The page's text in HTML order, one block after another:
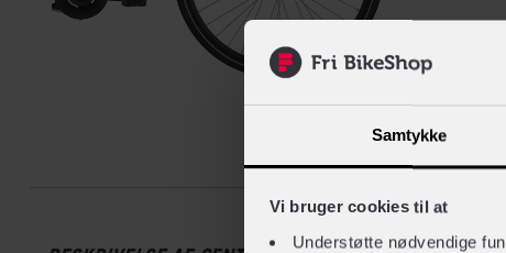
Samtykke
Vi bruger cookies til at
Understøtte nødvendige